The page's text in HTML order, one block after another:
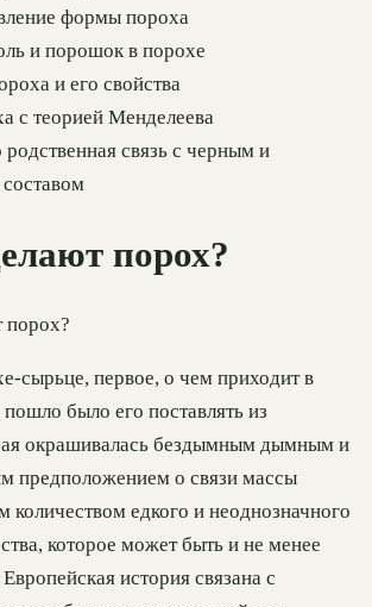
формы пороха
и порошок в порохе
и его свойства
с теорией Менделеева
связь с черным и
порох?
сырьце, первое, о чем приходит в
пошло было его поставлять из
окрашивалась бездымным дымным и
предположением о связи массы
количеством едкого и неоднозначного
которое может быть и не менее
история связана с